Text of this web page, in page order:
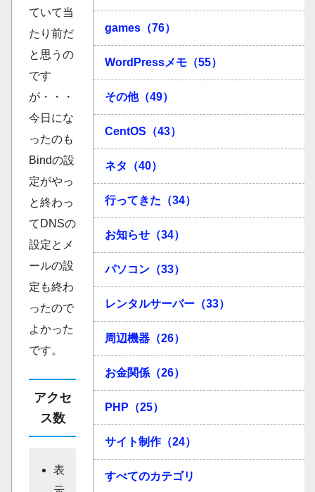
ていて当
たり前だ
と思うの
です
が・・・
今日にな
ったのも
Bindの設
定がやっ
と終わっ
てDNSの
設定とメ
ールの設
定も終わ
ったので
よかった
です。
アクセ
ス数
表
games（76）
WordPressメモ（55）
その他（49）
CentOS（43）
ネタ（40）
行ってきた（34）
お知らせ（34）
パソコン（33）
レンタルサーバー（33）
周辺機器（26）
お金関係（26）
PHP（25）
サイト制作（24）
すべてのカテゴリ